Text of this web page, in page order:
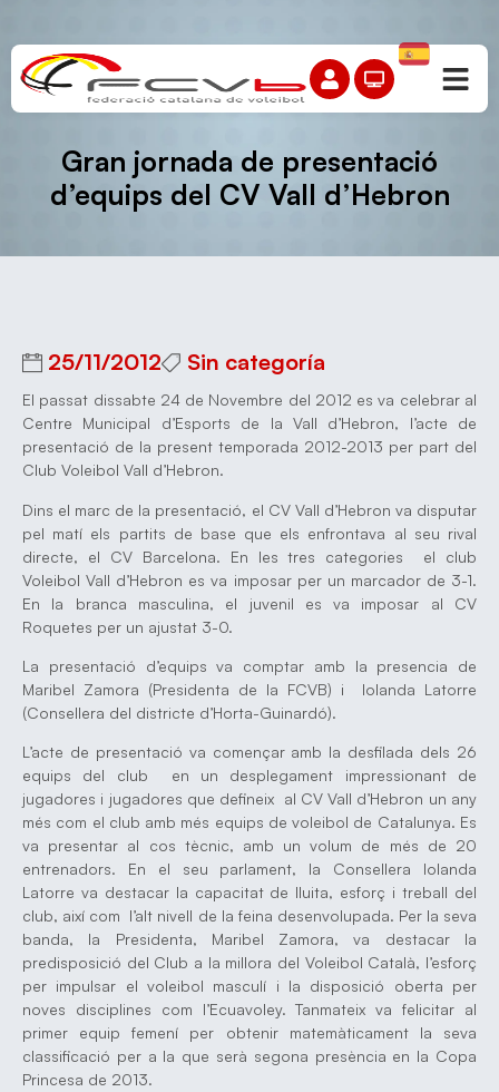
Gran jornada de presentació
d’equips del CV Vall d’Hebron
25/11/2012 Sin categoría
El passat dissabte 24 de Novembre del 2012 es va celebrar al
Centre Municipal d’Esports de la Vall d’Hebron, l’acte de
presentació de la present temporada 2012-2013 per part del
Club Voleibol Vall d’Hebron.
Dins el marc de la presentació, el CV Vall d’Hebron va disputar
pel matí els partits de base que els enfrontava al seu rival
directe, el CV Barcelona. En les tres categories el club
Voleibol Vall d’Hebron es va imposar per un marcador de 3-1.
En la branca masculina, el juvenil es va imposar al CV
Roquetes per un ajustat 3-0.
La presentació d’equips va comptar amb la presencia de
Maribel Zamora (Presidenta de la FCVB) i Iolanda Latorre
(Consellera del districte d’Horta-Guinardó).
L’acte de presentació va començar amb la desfilada dels 26
equips del club en un desplegament impressionant de
jugadores i jugadores que defineix al CV Vall d’Hebron un any
més com el club amb més equips de voleibol de Catalunya. Es
va presentar al cos tècnic, amb un volum de més de 20
entrenadors. En el seu parlament, la Consellera Iolanda
Latorre va destacar la capacitat de lluita, esforç i treball del
club, així com l’alt nivell de la feina desenvolupada. Per la seva
banda, la Presidenta, Maribel Zamora, va destacar la
predisposició del Club a la millora del Voleibol Català, l’esforç
per impulsar el voleibol masculí i la disposició oberta per
noves disciplines com l’Ecuavoley. Tanmateix va felicitar al
primer equip femení per obtenir matemàticament la seva
classificació per a la que serà segona presència en la Copa
Princesa de 2013.